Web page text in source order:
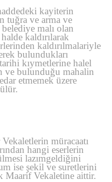
kayiterin
tuğra ve arma ve
malı olan
kaldırılarak
kaldırılmalariyle
bulundukları
kıymetlerine halel
ve bulunduğu mahalin
etmemek üzere
müracaatı
hangi eserlerin
lazımgeldiğini
ise şekil ve suretlerini
Maarif Vekaletine aittir.